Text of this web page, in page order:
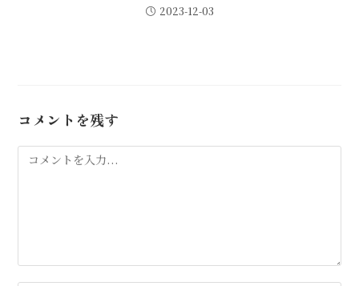
2023-12-03
コメントを残す